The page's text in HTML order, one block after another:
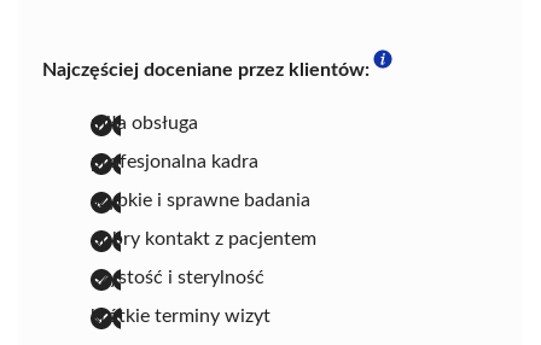
Najczęściej doceniane przez klientów:
miła obsługa
profesjonalna kadra
szybkie i sprawne badania
dobry kontakt z pacjentem
czystość i sterylność
krótkie terminy wizyt